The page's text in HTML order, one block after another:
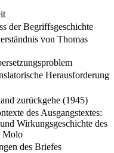
der Begriffsgeschichte
von Thomas
Herausforderung
zurückgehe (1945)
des Ausgangstextes:
Wirkungsgeschichte des
Molo
des Briefes